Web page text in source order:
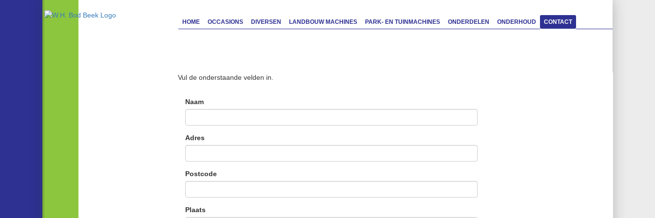
HOME OCCASIONS DIVERSEN LANDBOUW MACHINES PARK- EN TUINMACHINES ONDERDELEN ONDERHOUD CONTACT
Vul de onderstaande velden in.
Naam
Adres
Postcode
Plaats